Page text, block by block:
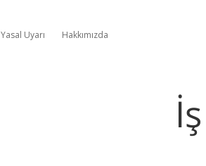
Yasal Uyarı Hakkımızda